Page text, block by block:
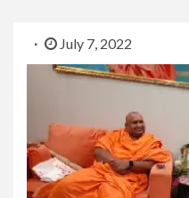
July 7, 2022